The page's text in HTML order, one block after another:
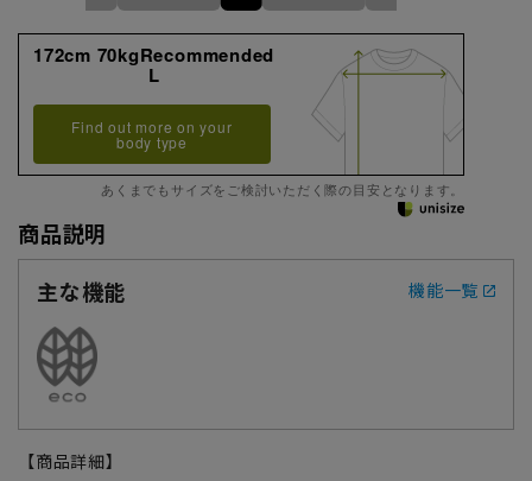
172cm 70kgRecommended
L
Find out more on your
body type
あくまでもサイズをご検討いただく際の目安となります。
商品説明
主な機能
機能一覧
【商品詳細】